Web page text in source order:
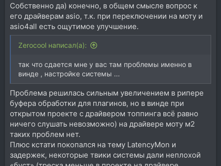
Собственно да) конечно, в общем смысле вопрос к
его драйверам asio, т.к. при переключении на моту и
asio4all есть ощутимое улучшение.
Zerocool написал(а):
так что сдается мне у вас там проблемы именно в
винде , настройке системы ...
Проблема решилась сильным увеличением в рипере
буфера обработки для плагинов, но в винде при
открытом проекте с драйвером топпинга всё равно
ничего слушать невозможно) на драйвере моту м2
таких проблем нет.
Плюс кстати покопался на тему LatencyMon и
задержек, некоторые твики системы дали неплохой